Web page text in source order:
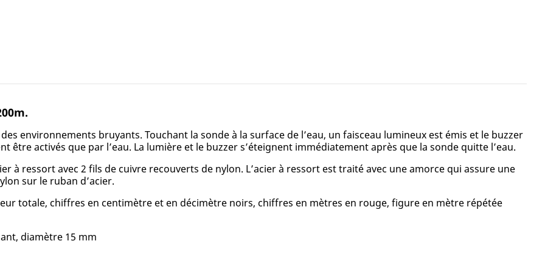
environnements bruyants. Touchant la sonde à la surface de l’eau, un faisceau lumineux est émis et le buzzer
être activés que par l’eau. La lumière et le buzzer s’éteignent immédiatement après que la sonde quitte l’eau.
à ressort avec 2 fils de cuivre recouverts de nylon. L’acier à ressort est traité avec une amorce qui assure une
sur le ruban d’acier.
totale, chiffres en centimètre et en décimètre noirs, chiffres en mètres en rouge, figure en mètre répétée
diamètre 15 mm